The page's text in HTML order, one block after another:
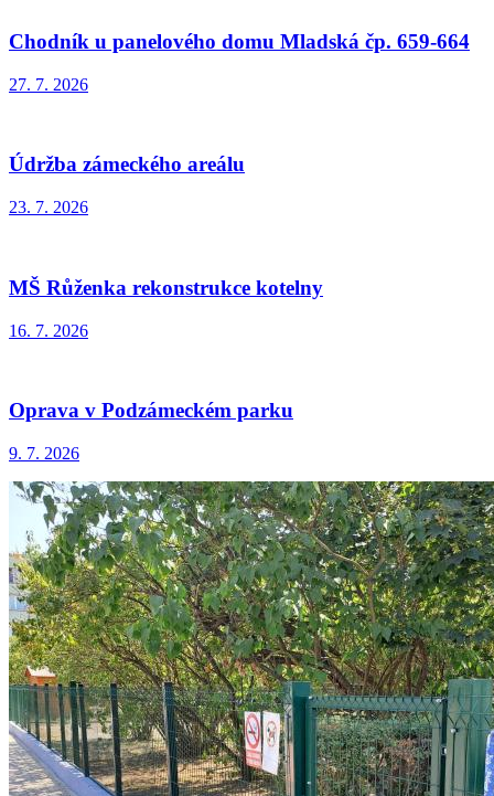
Chodník u panelového domu Mladská čp. 659-664
27. 7. 2026
Údržba zámeckého areálu
23. 7. 2026
MŠ Růženka rekonstrukce kotelny
16. 7. 2026
Oprava v Podzámeckém parku
9. 7. 2026